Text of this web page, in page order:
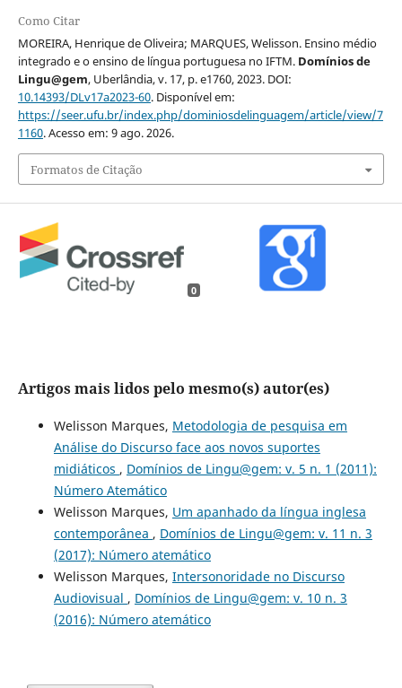
Como Citar
MOREIRA, Henrique de Oliveira; MARQUES, Welisson. Ensino médio
integrado e o ensino de língua portuguesa no IFTM. Domínios de
Lingu@gem, Uberlândia, v. 17, p. e1760, 2023. DOI:
10.14393/DLv17a2023-60. Disponível em:
https://seer.ufu.br/index.php/dominiosdelinguagem/article/view/7
1160. Acesso em: 9 ago. 2026.
Formatos de Citação
0
Artigos mais lidos pelo mesmo(s) autor(es)
Welisson Marques, Metodologia de pesquisa em
Análise do Discurso face aos novos suportes
midiáticos , Domínios de Lingu@gem: v. 5 n. 1 (2011):
Número Atemático
Welisson Marques, Um apanhado da língua inglesa
contemporânea , Domínios de Lingu@gem: v. 11 n. 3
(2017): Número atemático
Welisson Marques, Intersonoridade no Discurso
Audiovisual , Domínios de Lingu@gem: v. 10 n. 3
(2016): Número atemático